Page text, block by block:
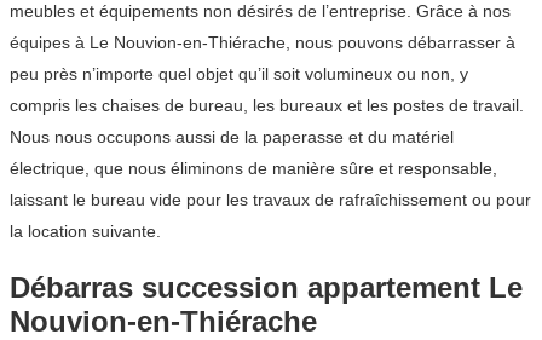
meubles et équipements non désirés de l’entreprise. Grâce à nos
équipes à Le Nouvion-en-Thiérache, nous pouvons débarrasser à
peu près n’importe quel objet qu’il soit volumineux ou non, y
compris les chaises de bureau, les bureaux et les postes de travail.
Nous nous occupons aussi de la paperasse et du matériel
électrique, que nous éliminons de manière sûre et responsable,
laissant le bureau vide pour les travaux de rafraîchissement ou pour
la location suivante.
Débarras succession appartement Le
Nouvion-en-Thiérache